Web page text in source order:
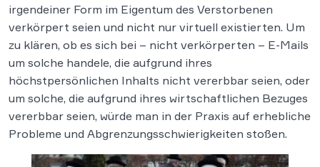
irgendeiner Form im Eigentum des Verstorbenen
verkörpert seien und nicht nur virtuell existierten. Um
zu klären, ob es sich bei – nicht verkörperten – E-Mails
um solche handele, die aufgrund ihres
höchstpersönlichen Inhalts nicht vererbbar seien, oder
um solche, die aufgrund ihres wirtschaftlichen Bezuges
vererbbar seien, würde man in der Praxis auf erhebliche
Probleme und Abgrenzungsschwierigkeiten stoßen.